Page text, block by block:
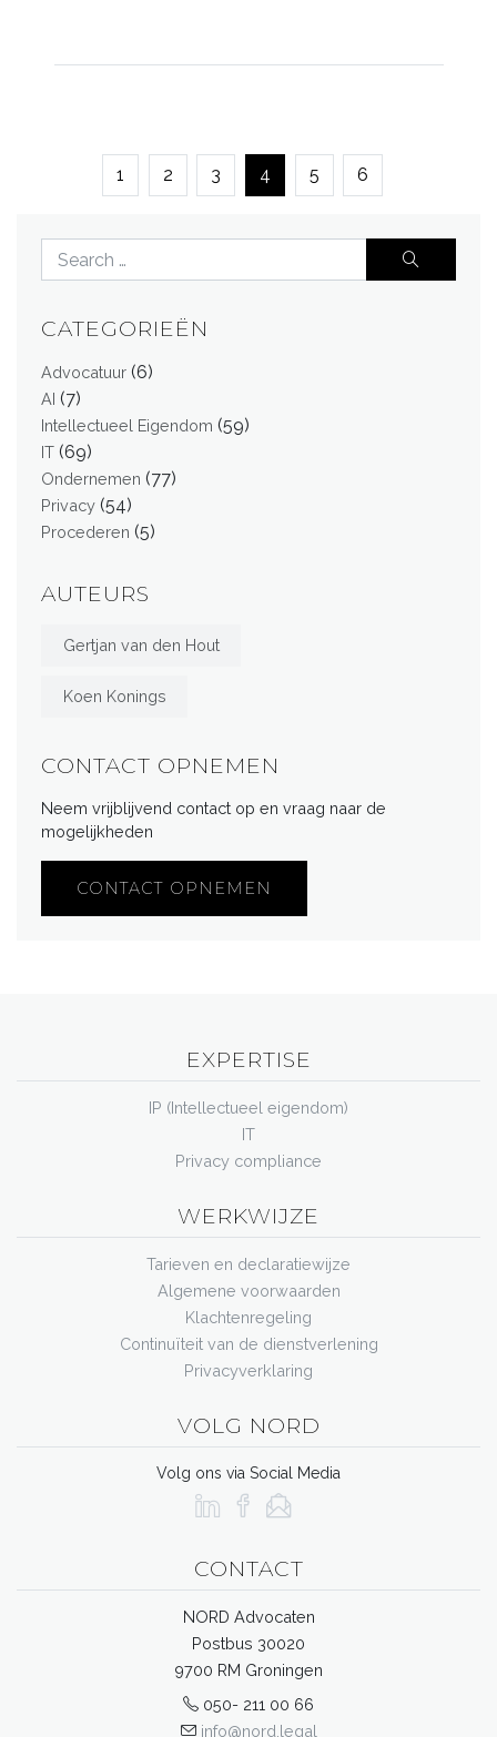
1 2 3 4 5 6
CATEGORIEËN
Advocatuur (6)
AI (7)
Intellectueel Eigendom (59)
IT (69)
Ondernemen (77)
Privacy (54)
Procederen (5)
AUTEURS
Gertjan van den Hout
Koen Konings
CONTACT OPNEMEN
Neem vrijblijvend contact op en vraag naar de
mogelijkheden
CONTACT OPNEMEN
EXPERTISE
IP (Intellectueel eigendom)
IT
Privacy compliance
WERKWIJZE
Tarieven en declaratiewijze
Algemene voorwaarden
Klachtenregeling
Continuïteit van de dienstverlening
Privacyverklaring
VOLG NORD
Volg ons via Social Media
CONTACT
NORD Advocaten
Postbus 30020
9700 RM Groningen
050- 211 00 66
info@nord.legal